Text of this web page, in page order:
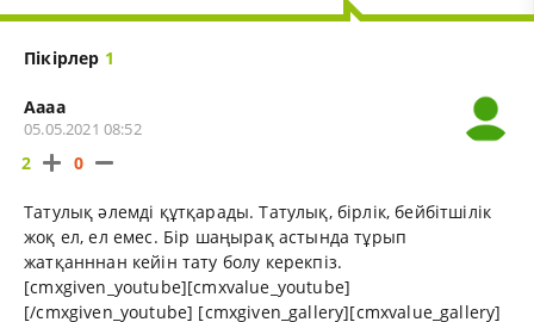
Пікірлер 1
Аааа
05.05.2021 08:52
2 0
Татулық әлемді құтқарады. Татулық, бірлік, бейбітшілік
жоқ ел, ел емес. Бір шаңырақ астында тұрып
жатқанннан кейін тату болу керекпіз.
[cmxgiven_youtube][cmxvalue_youtube]
[/cmxgiven_youtube] [cmxgiven_gallery][cmxvalue_gallery]